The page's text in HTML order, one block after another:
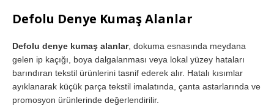
Defolu Denye Kumaş Alanlar
Defolu denye kumaş alanlar, dokuma esnasında meydana
gelen ip kaçığı, boya dalgalanması veya lokal yüzey hataları
barındıran tekstil ürünlerini tasnif ederek alır. Hatalı kısımlar
ayıklanarak küçük parça tekstil imalatında, çanta astarlarında ve
promosyon ürünlerinde değerlendirilir.